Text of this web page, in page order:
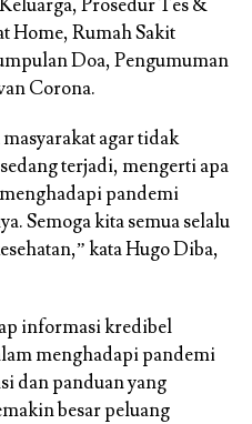
Prosedur Tes &
Home, Rumah Sakit
Doa, Pengumuman
Corona.
agar tidak
terjadi, mengerti apa
pandemi
Semoga kita semua selalu
kata Hugo Diba,
informasi kredibel
menghadapi pandemi
dan panduan yang
besar peluang